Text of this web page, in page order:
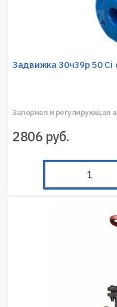
Задвижка 30ч39р 50 Ci
Запорная и регулирующая
2806 руб.